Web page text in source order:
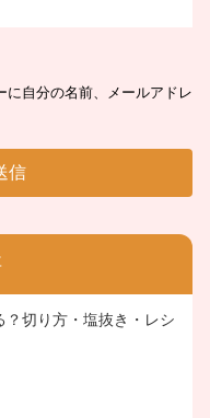
に自分の名前、メールアドレ
？切り方・塩抜き・レシ